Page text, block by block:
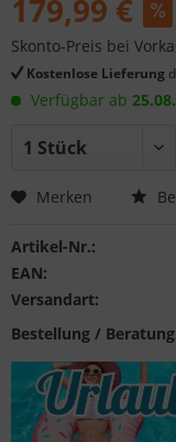
179,99 €
Skonto-Preis bei
Kostenlose Lieferung
Verfügbar ab
Merken
Artikel-Nr.:
EAN:
Versandart:
Bestellung /